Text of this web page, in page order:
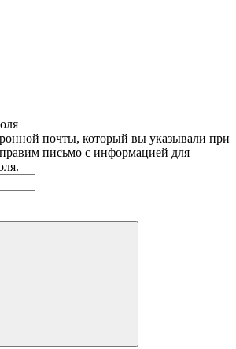
почты, который вы указывали при
письмо с информацией для